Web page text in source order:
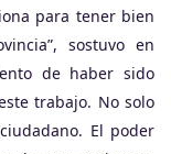
para tener bien
sostuvo en
de haber sido
trabajo. No solo
El poder